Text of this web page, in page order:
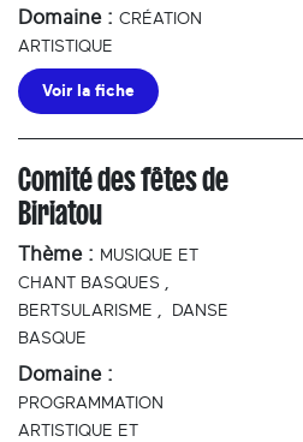
Domaine : CRÉATION
ARTISTIQUE
Voir la fiche
Comité des fêtes de
Biriatou
Thème : MUSIQUE ET
CHANT BASQUES ,
BERTSULARISME ,
DANSE
BASQUE
Domaine :
PROGRAMMATION
ARTISTIQUE ET